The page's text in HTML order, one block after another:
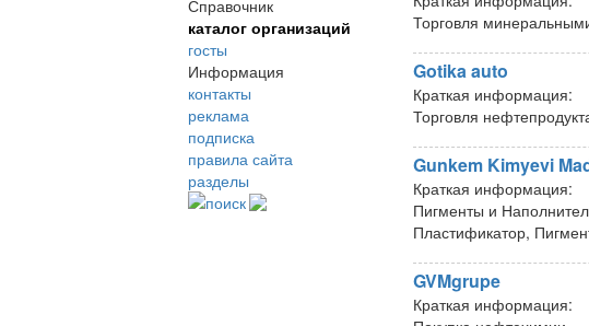
Справочник
каталог организаций
госты
Информация
контакты
реклама
подписка
правила сайта
разделы
поиск
Торговля
Gotika auto
Краткая информация:
Торговля
Gunkem Kimyevi
Краткая информация:
Пигменты и
Пластификатор,
GVMgrupe
Краткая информация: